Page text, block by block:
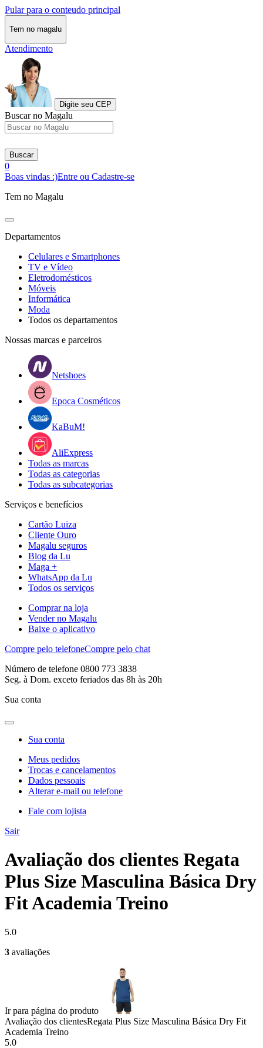
Pular para o conteudo principal
Tem no magalu
Atendimento
Digite seu CEP
Buscar no Magalu
Buscar
0
Boas vindas :)Entre ou Cadastre-se
Tem no Magalu
Departamentos
Celulares e Smartphones
TV e Vídeo
Eletrodomésticos
Móveis
Informática
Moda
Todos os departamentos
Nossas marcas e parceiros
Netshoes
Epoca Cosméticos
KaBuM!
AliExpress
Todas as marcas
Todas as categorias
Todas as subcategorias
Serviços e benefícios
Cartão Luiza
Cliente Ouro
Magalu seguros
Blog da Lu
Maga +
WhatsApp da Lu
Todos os serviços
Comprar na loja
Vender no Magalu
Baixe o aplicativo
Compre pelo telefoneCompre pelo chat
Número de telefone 0800 773 3838
Seg. à Dom. exceto feriados das 8h às 20h
Sua conta
Sua conta
Meus pedidos
Trocas e cancelamentos
Dados pessoais
Alterar e-mail ou telefone
Fale com lojista
Sair
Avaliação dos clientes Regata
Plus Size Masculina Básica Dry
Fit Academia Treino
5.0
3 avaliações
Ir para página do produto
Avaliação dos clientesRegata Plus Size Masculina Básica Dry Fit
Academia Treino
5.0